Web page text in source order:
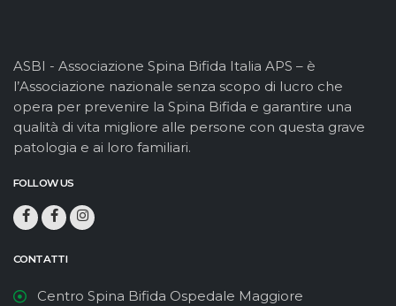
ASBI - Associazione Spina Bifida Italia APS – è
l’Associazione nazionale senza scopo di lucro che
opera per prevenire la Spina Bifida e garantire una
qualità di vita migliore alle persone con questa grave
patologia e ai loro familiari.
FOLLOW US
CONTATTI
Centro Spina Bifida Ospedale Maggiore